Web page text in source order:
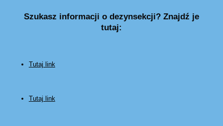
Szukasz informacji o dezynsekcji? Znajdź je
tutaj:
Tutaj link
Tutaj link